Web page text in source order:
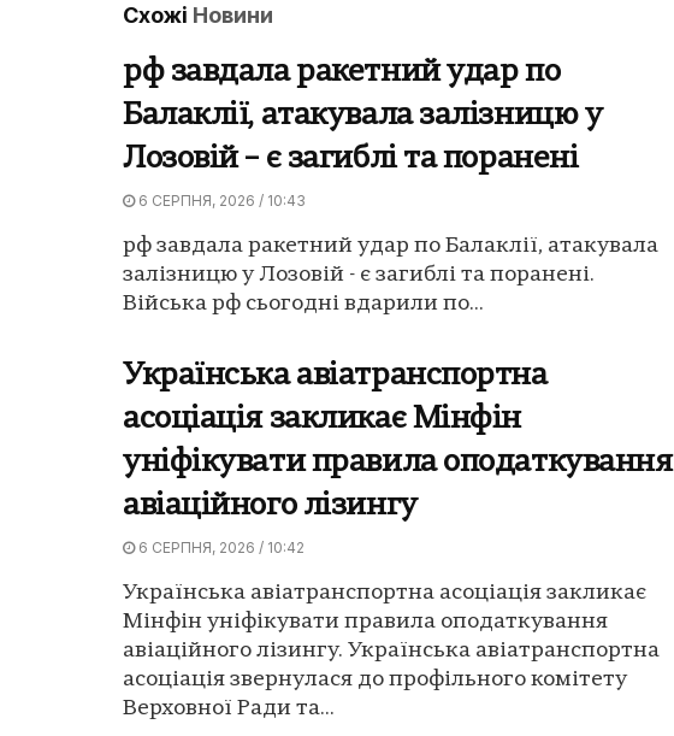
Схожі Новини
рф завдала ракетний удар по
Балаклії, атакувала залізницю у
Лозовій – є загиблі та поранені
6 СЕРПНЯ, 2026 / 10:43
рф завдала ракетний удар по Балаклії, атакувала
залізницю у Лозовій - є загиблі та поранені.
Війська рф сьогодні вдарили по...
Українська авіатранспортна
асоціація закликає Мінфін
уніфікувати правила оподаткування
авіаційного лізингу
6 СЕРПНЯ, 2026 / 10:42
Українська авіатранспортна асоціація закликає
Мінфін уніфікувати правила оподаткування
авіаційного лізингу. Українська авіатранспортна
асоціація звернулася до профільного комітету
Верховної Ради та...